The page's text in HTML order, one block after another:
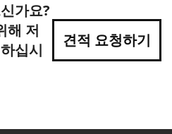
가요?
해 저
십시
견적 요청하기